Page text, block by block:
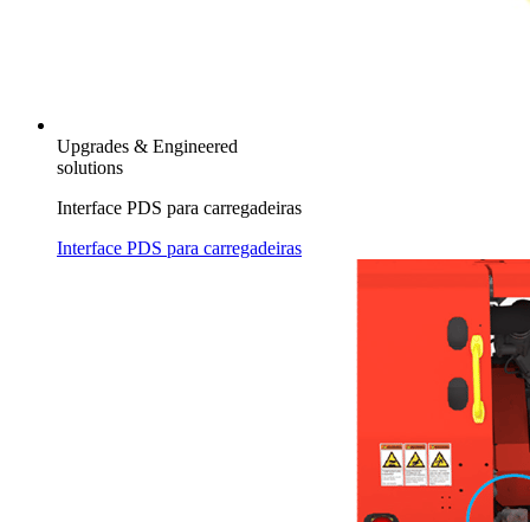
Upgrades & Engineered
solutions
Interface PDS para carregadeiras
Interface PDS para carregadeiras